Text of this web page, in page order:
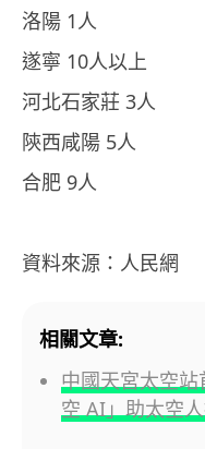
洛陽 1人
遂寧 10人以上
河北石家莊 3人
陝西咸陽 5人
合肥 9人
資料來源：人民網
相關文章:
中國天宮太空
空 AI」助太空